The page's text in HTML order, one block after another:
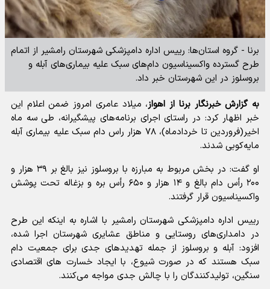
برنا - گروه استان‌ها: رییس اداره دامپزشکی شهرستان رامشیر از اتمام
طرح گسترده واکسیناسیون دام‌های سبک علیه بیماری‌های آبله و
بروسلوز در این شهرستان خبر داد.
به گزارش خبرنگار برنا از اهواز، میلاد عامری امروز ضمن اعلام این
خبر اظهار کرد: در راستای اجرای برنامه‌های پیشگیرانه، طی سه ماه
اخیر(فروردین تا خردادماه)، ۷۸ هزار راس دام سبک علیه بیماری آبله
مایه‌کوبی شدند.
او گفت: در بخش مربوط به مبارزه با بروسلوز نیز بالغ بر ۳۹ هزار و
۲۰۰ رأس دام بالغ و ۱۴ هزار و ۶۵۰ رأس بره و بزغاله تحت پوشش
واکسیناسیون قرار گرفتند.
رییس اداره دامپزشکی شهرستان رامشیر با اشاره به اینکه این طرح
در دامداری‌های روستایی و مناطق عشایری شهرستان اجرا شده،
افزود: آبله و بروسلوز از جمله تهدیدهای جدی برای جمعیت دام
سبک هستند که در صورت شیوع، با ایجاد خسارت های اقتصادی
سنگین، تولیدکنندگان را با چالش جدی مواجه می‌کنند.